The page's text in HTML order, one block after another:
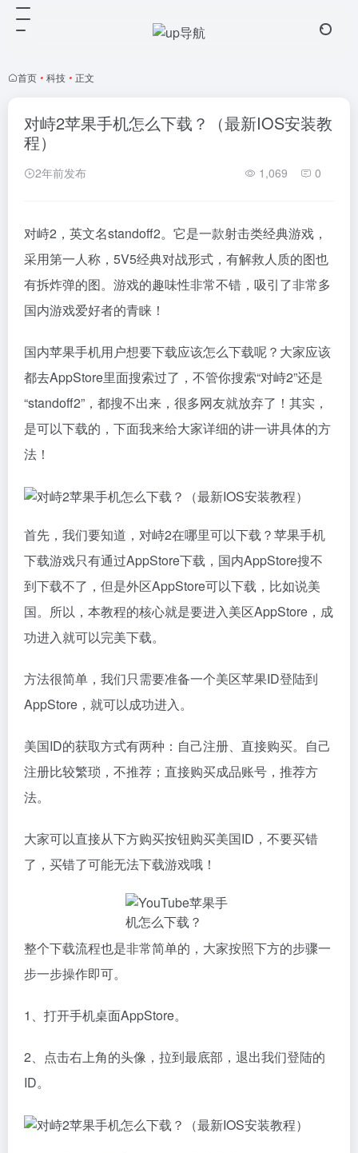
首页 • 科技 • 正文
对峙2苹果手机怎么下载？（最新IOS安装教
程）
2年前发布 1,069 0
对峙2，英文名standoff2。它是一款射击类经典游戏，
采用第一人称，5V5经典对战形式，有解救人质的图也
有拆炸弹的图。游戏的趣味性非常不错，吸引了非常多
国内游戏爱好者的青睐！
国内苹果手机用户想要下载应该怎么下载呢？大家应该
都去AppStore里面搜索过了，不管你搜索“对峙2”还是
“standoff2”，都搜不出来，很多网友就放弃了！其实，
是可以下载的，下面我来给大家详细的讲一讲具体的方
法！
首先，我们要知道，对峙2在哪里可以下载？苹果手机
下载游戏只有通过AppStore下载，国内AppStore搜不
到下载不了，但是外区AppStore可以下载，比如说美
国。所以，本教程的核心就是要进入美区AppStore，成
功进入就可以完美下载。
方法很简单，我们只需要准备一个美区苹果ID登陆到
AppStore，就可以成功进入。
美国ID的获取方式有两种：自己注册、直接购买。自己
注册比较繁琐，不推荐；直接购买成品账号，推荐方
法。
大家可以直接从下方购买按钮购买美国ID，不要买错
了，买错了可能无法下载游戏哦！
整个下载流程也是非常简单的，大家按照下方的步骤一
步一步操作即可。
1、打开手机桌面AppStore。
2、点击右上角的头像，拉到最底部，退出我们登陆的
ID。